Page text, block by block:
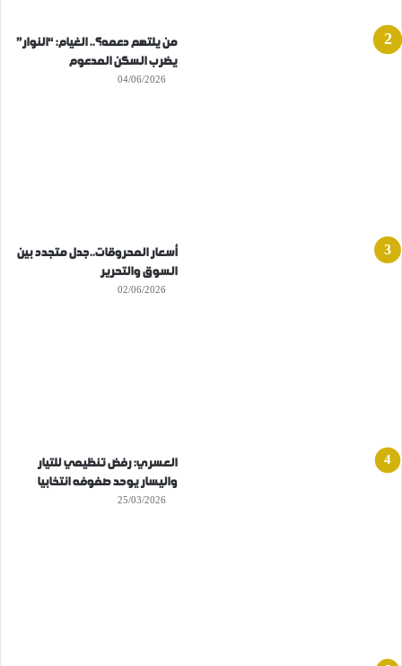
من يلتهم دعمه؟.. الغيام: “النوار”
يضرب السكن المدعوم
04/06/2026
أسعار المحروقات..جدل متجدد بين
السوق والتحرير
02/06/2026
العسري: رفض تنظيمي للتيار
واليسار يوحد صفوفه انتخابيا
25/03/2026